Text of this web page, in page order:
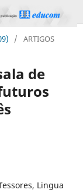
/ ARTIGOS
de
Lingua